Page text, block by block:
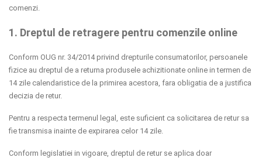
comenzi.
1. Dreptul de retragere pentru comenzile online
Conform OUG nr. 34/2014 privind drepturile consumatorilor, persoanele
fizice au dreptul de a returna produsele achizitionate online in termen de
14 zile calendaristice de la primirea acestora, fara obligatia de a justifica
decizia de retur.
Pentru a respecta termenul legal, este suficient ca solicitarea de retur sa
fie transmisa inainte de expirarea celor 14 zile.
Conform legislatiei in vigoare, dreptul de retur se aplica doar